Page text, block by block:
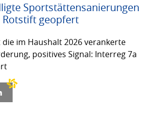
Sportstättensanierungen
geopfert
im Haushalt 2026 verankerte
positives Signal: Interreg 7a